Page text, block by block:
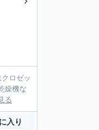
ロゼッ
燥機な
る
入り